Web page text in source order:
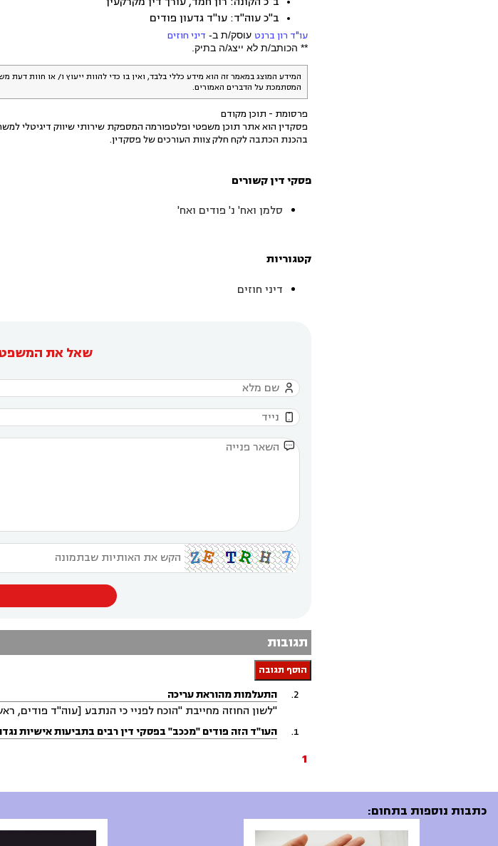
ב"כ עוה"ד: עו"ד גדעון פודים
עו"ד רון ברנט עוסק/ת ב- דיני חוזים
** הכותב/ת לא ייצג/ה בתיק.
המידע המוצג במאמר זה הוא מידע כללי בלבד, ואין בו כדי להוות ייעוץ ו/ או חוות
המסתמכת על הדברים האמורים.
פרסומת - תוכן מקודם
פסקדין הוא אתר תוכן משפטי ופלטפורמה המספקת שירותי שיווק דיגיטלי
בהכנת הכתבה לקח חלק צוות העורכים של פסקדין.
פסקי דין קשורים
סלמן ואח' נ' פודים ואח'
קטגוריות
דיני חוזים
שאל את



תגובות
הוסף תגובה
התעלמות מהוראת עריכה
"לשון החוזה מחייבת "הוכח לפניי כי הנתבע [עוה"ד פודים,
העו"ד הזה פודים "מככב" בפסקי דין רבים בתביעות אישיות
1
כתבות נוספות בתחום: